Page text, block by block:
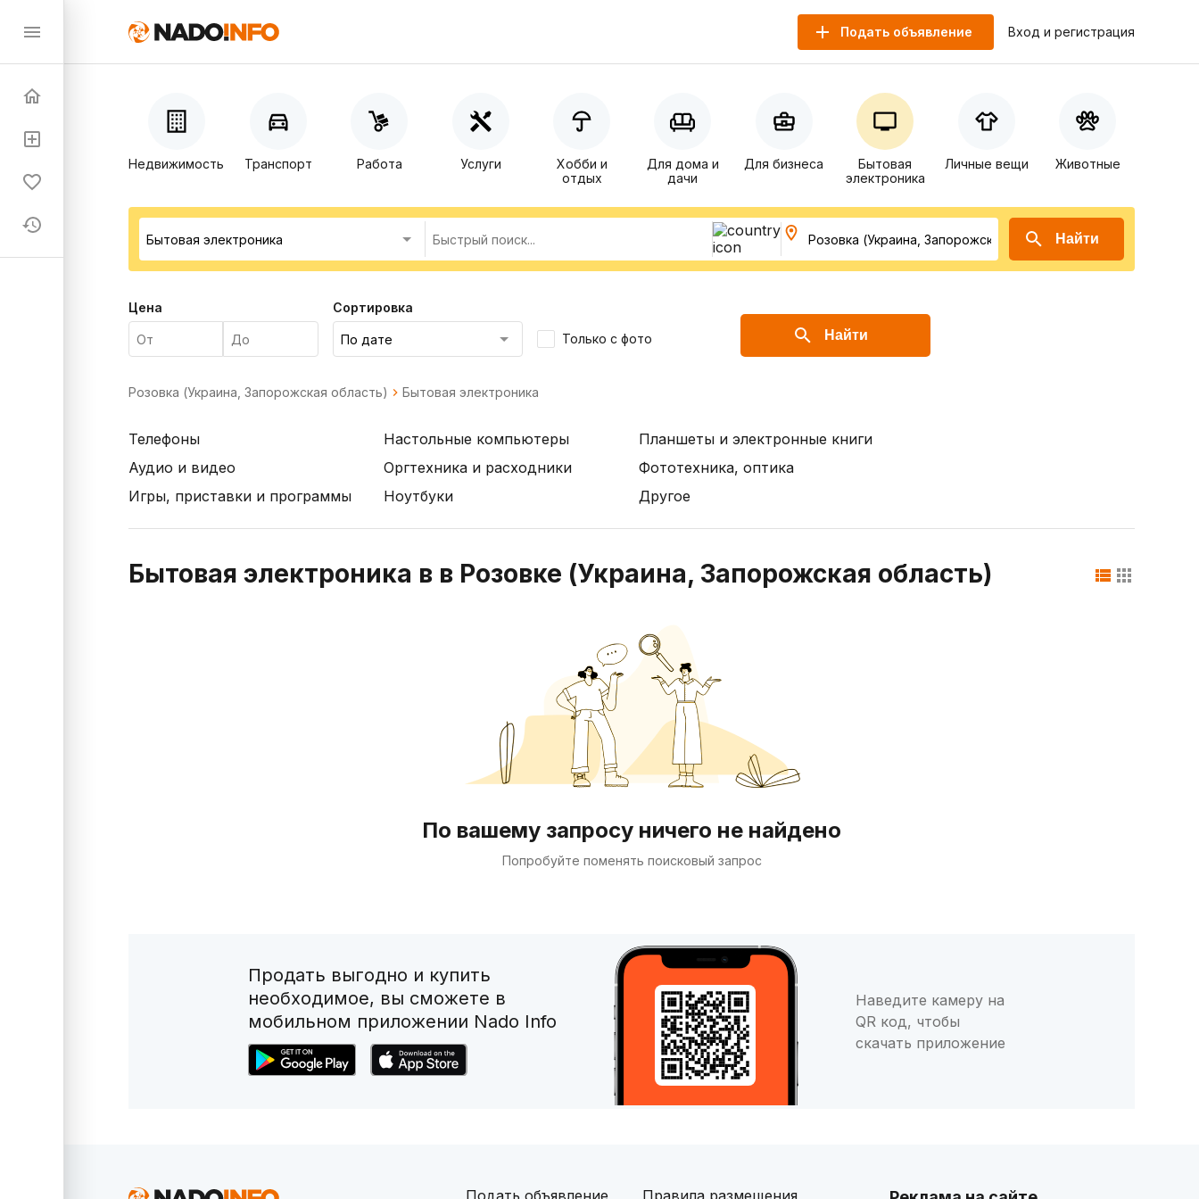
Подать объявление Вход и регистрация
Недвижимость Транспорт Работа Услуги
Хобби и
отдых
Для дома и
дачи
Для бизнеса
Бытовая
электроника
Личные вещи Животные
Найти
Цена Сортировка
Только с фото Найти
Розовка (Украина, Запорожская область) Бытовая электроника
Телефоны
Аудио и видео
Игры, приставки и программы
Настольные компьютеры
Оргтехника и расходники
Ноутбуки
Планшеты и электронные книги
Фототехника, оптика
Другое
Бытовая электроника в в Розовке (Украина, Запорожская область)
По вашему запросу ничего не найдено
Попробуйте поменять поисковый запрос
Продать выгодно и купить
необходимое, вы сможете в
мобильном приложении Nado Info
Наведите камеру на
QR код, чтобы
скачать приложение
Подать объявление Правила размещения